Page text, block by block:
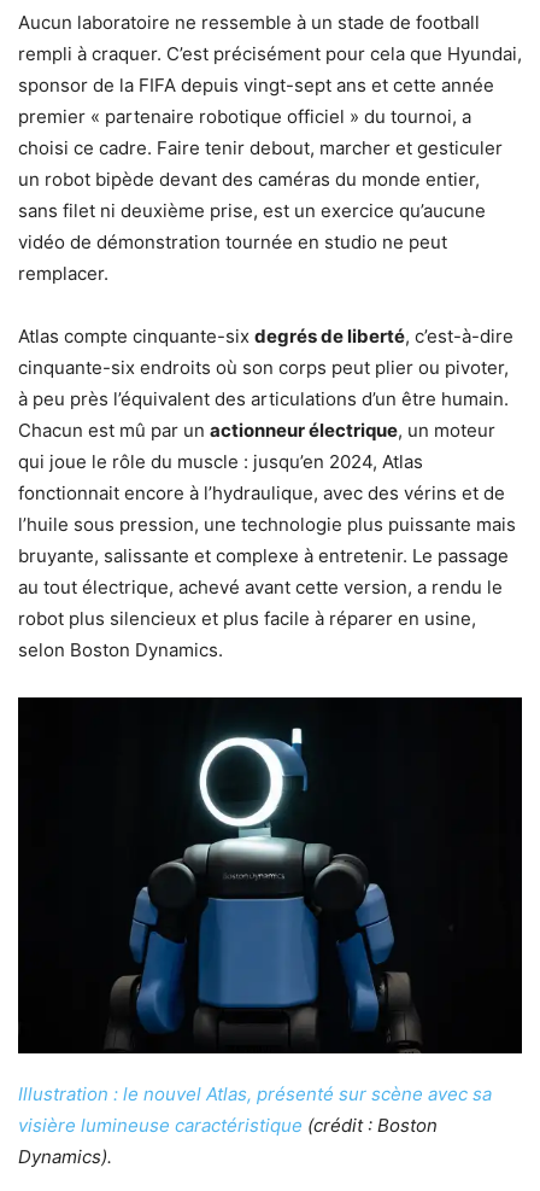
Aucun laboratoire ne ressemble à un stade de football
rempli à craquer. C’est précisément pour cela que Hyundai,
sponsor de la FIFA depuis vingt-sept ans et cette année
premier « partenaire robotique officiel » du tournoi, a
choisi ce cadre. Faire tenir debout, marcher et gesticuler
un robot bipède devant des caméras du monde entier,
sans filet ni deuxième prise, est un exercice qu’aucune
vidéo de démonstration tournée en studio ne peut
remplacer.
Atlas compte cinquante-six degrés de liberté, c’est-à-dire
cinquante-six endroits où son corps peut plier ou pivoter,
à peu près l’équivalent des articulations d’un être humain.
Chacun est mû par un actionneur électrique, un moteur
qui joue le rôle du muscle : jusqu’en 2024, Atlas
fonctionnait encore à l’hydraulique, avec des vérins et de
l’huile sous pression, une technologie plus puissante mais
bruyante, salissante et complexe à entretenir. Le passage
au tout électrique, achevé avant cette version, a rendu le
robot plus silencieux et plus facile à réparer en usine,
selon Boston Dynamics.
Illustration : le nouvel Atlas, présenté sur scène avec sa
visière lumineuse caractéristique (crédit : Boston
Dynamics).